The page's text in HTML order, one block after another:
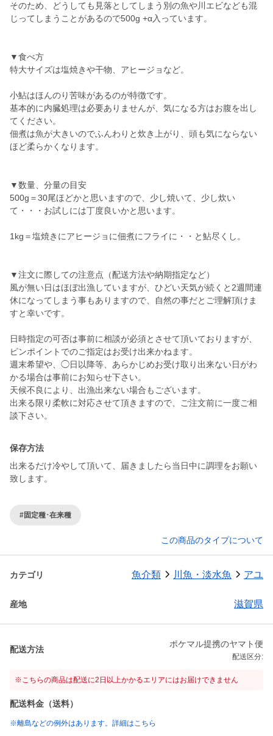
そのため、どうしても見落としてしまう別の魚や川エビなども混
じってしまうことがあるので500g +α入っています。
▼食べ方
特大サイズは塩焼きや干物、アヒージョなど。
小鮎はほんのり苦味があるのが特徴です。
基本的に内臓処理は必要ありませんが、気になる方はお腹を出し
てください。
佃煮は魚が大きいのでふんわりと炊き上がり、頭も気にならない
ほど柔らかくなります。
▼数量、分量の目安
500g＝30尾ほどかと思いますので、少し焼いて、少し炊い
て・・・お試しには丁度良いかと思います。
1kg＝塩焼きにアヒージョに佃煮にフライに・・と鮎尽くし。
▼注文に際しての注意点（配送方法や納期指定など）
風が無い日はほぼ出漁していますが、ひどい天気が続くと2週間連
休になってしまう事もありますので、自然の事だとご理解頂けま
すと幸いです。
日時指定の可否は事前に相談が必須とさせて頂いておりますが、
ピンポイントでのご指定はお受け出来かねます。
週末希望や、◯日以降等、あらかじめお受け取り出来ない日がわ
かる場合は事前にお知らせ下さい。
天候不良により、出漁出来ない場合もございます。
出来る限り柔軟に対応させて頂きますので、ご注文前に一度ご相
談下さい。
保存方法
出来るだけ冷やして頂いて、届きましたら当日中に調理をお願い
致します。
#固定種･在来種
この商品のタイプについて
カテゴリ 魚介類 川魚・淡水魚 アユ
産地 滋賀県
配送方法
ポケマル提携のヤマト便
配送区分:
※こちらの商品は配送に2日以上かかるエリアにはお届けできません
配送料金（送料）
※離島などの例外はあります。詳細はこちら